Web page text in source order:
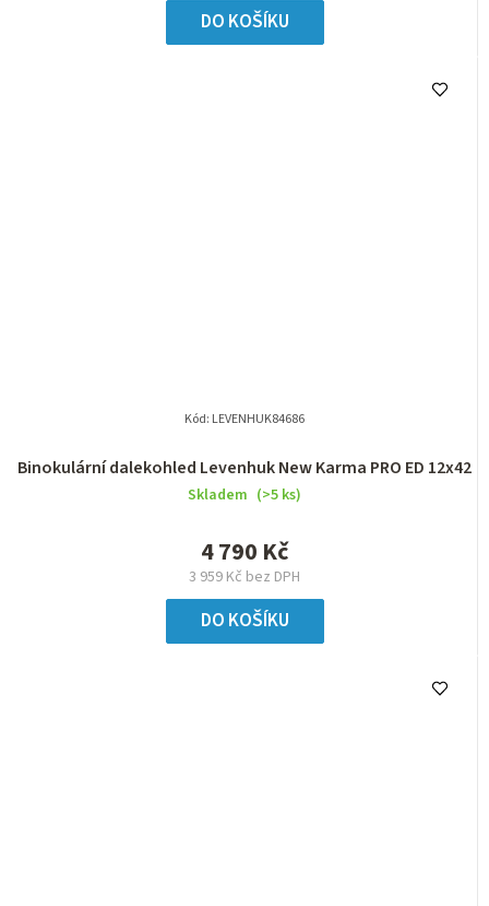
DO KOŠÍKU
Binokulární dalekohled Levenhuk New Karma PRO ED 12x42
Skladem (>5 ks)
3 959 Kč bez DPH
4 790 Kč
DO KOŠÍKU
Kód: LEVENHUK84686